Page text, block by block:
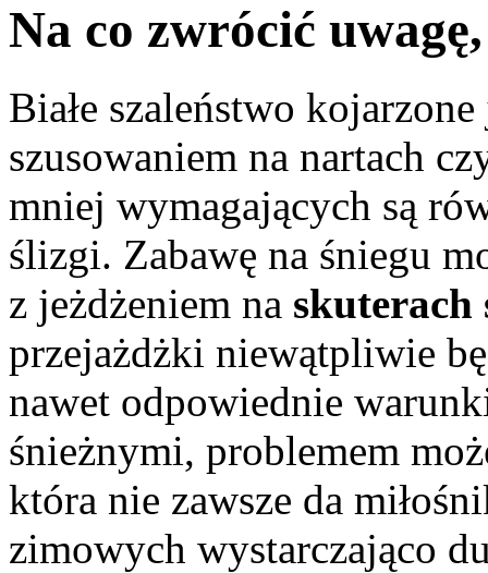
Na co zwrócić
Białe szaleństwo
szusowaniem na nartach
mniej wymagających są
ślizgi. Zabawę na śniegu
z jeżdżeniem na skuterach
przejażdżki niewątpliwie
nawet odpowiednie
śnieżnymi, problemem
która nie zawsze da
zimowych wystarczająco